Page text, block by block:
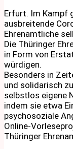
Erfurt. Im Kampf
ausbreitende
Ehrenamtliche
Die Thüringer
in Form von
würdigen.
Besonders in
und solidarisch
selbstlos eigene
indem sie etwa
psychosoziale
Online-
Thüringer